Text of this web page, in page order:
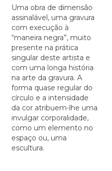
Uma obra de dimensão
assinalável, uma gravura
com execução à
“maneira negra”, muito
presente na prática
singular deste artista e
com uma longa história
na arte da gravura. A
forma quase regular do
círculo e a intensidade
da cor atribuem-lhe uma
invulgar corporalidade,
como um elemento no
espaço ou, uma
escultura.